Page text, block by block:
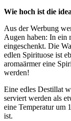
Wie hoch ist die
Aus der Werbung
Augen haben: In ein
eingeschenkt. Die
edlen Spirituose ist
aromaärmer eine
werden!
Eine edles Destillat
serviert werden als
eine Temperatur um
ist.